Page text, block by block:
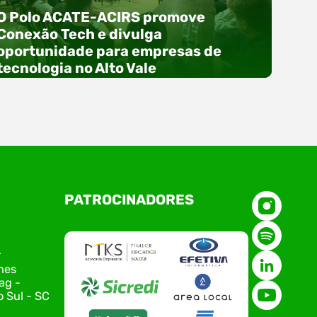
Polo ACATE-ACIRS promove
Tech e divulga
para empresas de
no Alto Vale
O Polo ACATE-ACIRS, por meio do NIAVI – Núcleo
de Tecnologia da Informação do Alto Vale do
Conexão Tech NIAVI, reunindo empresas de
tecnologia da região para uma noite de
conteúdo estratégico e
de novas iniciativas para o setor.
encontro aconteceu em Rio…
-
Sul - SC
PATROCINADORES